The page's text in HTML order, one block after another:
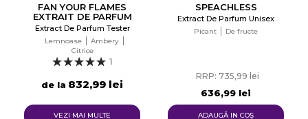
FAN YOUR FLAMES
EXTRAIT DE PARFUM
Extract De Parfum Tester
Lemnoase
Ambery
Citrice
1
de la 832,99 lei
VEZI MAI MULTE
SPEACHLESS
Extract De Parfum Unisex
Picant De fructe
RRP: 735,99 lei
636,99 lei
ADAUGĂ IN COŞ